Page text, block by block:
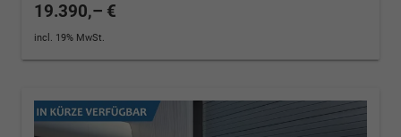
19.390,– €
incl. 19% MwSt.